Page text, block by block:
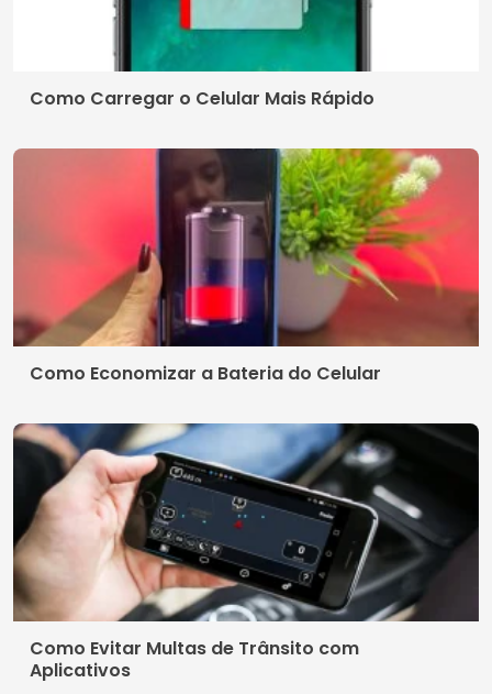
Como Carregar o Celular Mais Rápido
Como Economizar a Bateria do Celular
Como Evitar Multas de Trânsito com
Aplicativos